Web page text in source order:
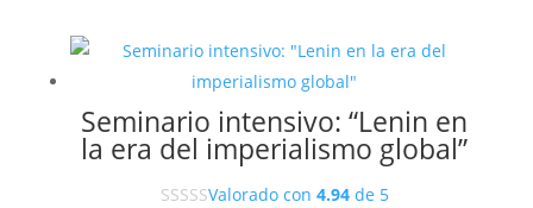
Seminario intensivo: “Lenin en
la era del imperialismo global”
Valorado con 4.94de 5